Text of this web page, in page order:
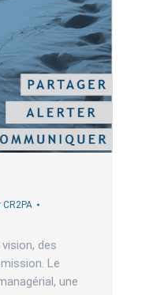
CR2PA
des
Le
une